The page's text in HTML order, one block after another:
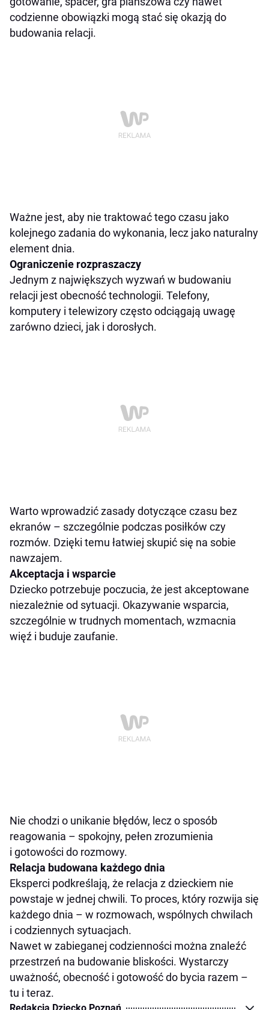
codzienne obowiązki mogą stać się okazją do
budowania relacji.
Ważne jest, aby nie traktować tego czasu jako
kolejnego zadania do wykonania, lecz jako naturalny
element dnia.
Ograniczenie rozpraszaczy
Jednym z największych wyzwań w budowaniu
relacji jest obecność technologii. Telefony,
komputery i telewizory często odciągają uwagę
zarówno dzieci, jak i dorosłych.
Warto wprowadzić zasady dotyczące czasu bez
ekranów – szczególnie podczas posiłków czy
rozmów. Dzięki temu łatwiej skupić się na sobie
nawzajem.
Akceptacja i wsparcie
Dziecko potrzebuje poczucia, że jest akceptowane
niezależnie od sytuacji. Okazywanie wsparcia,
szczególnie w trudnych momentach, wzmacnia
więź i buduje zaufanie.
Nie chodzi o unikanie błędów, lecz o sposób
reagowania – spokojny, pełen zrozumienia
i gotowości do rozmowy.
Relacja budowana każdego dnia
Eksperci podkreślają, że relacja z dzieckiem nie
powstaje w jednej chwili. To proces, który rozwija się
każdego dnia – w rozmowach, wspólnych chwilach
i codziennych sytuacjach.
Nawet w zabieganej codzienności można znaleźć
przestrzeń na budowanie bliskości. Wystarczy
uważność, obecność i gotowość do bycia razem –
tu i teraz.